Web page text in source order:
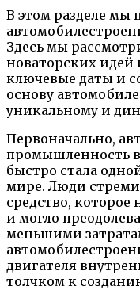
В этом разделе мы
Здесь мы
новаторских идей
ключевые даты и
основу
уникальному и
Первоначально,
промышленность
быстро стала
мире. Люди
средство,
и могло
меньшими
двигателя
толчком к